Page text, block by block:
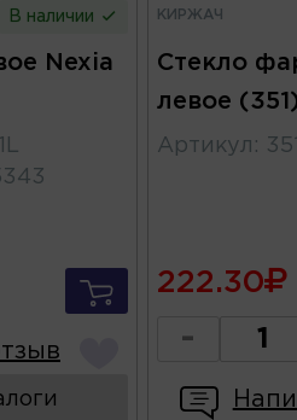
В наличии
Nexia
КИРЖАЧ
Стекло
левое
Артикул :
222.30
-